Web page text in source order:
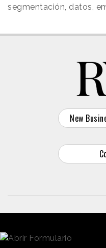
segmentación, datos,
New
© 2026
Dirección: